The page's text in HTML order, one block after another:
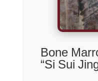
Bone
“Si Sui